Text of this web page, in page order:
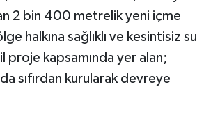
2 bin 400 metrelik yeni içme
halkına sağlıklı ve kesintisiz su
proje kapsamında yer alan;
sıfırdan kurularak devreye